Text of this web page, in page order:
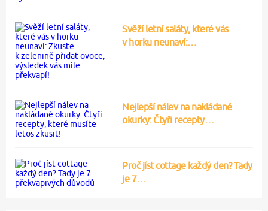
Svěží letní saláty, které vás
v horku neunaví:…
Nejlepší nálev na nakládané
okurky: Čtyři recepty…
Proč jíst cottage každý den? Tady
je 7…